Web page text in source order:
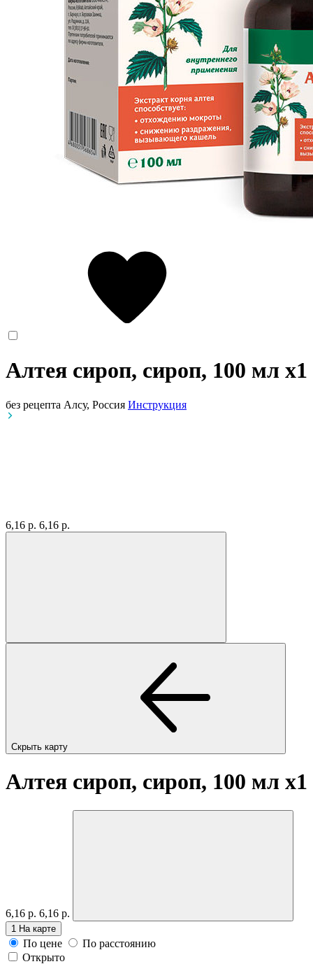
Алтея сироп, сироп, 100 мл x1
без рецепта Алсу, Россия Инструкция
6,16 р. 6,16 р.
Скрыть карту
Алтея сироп, сироп, 100 мл x1
6,16 р. 6,16 р.
1 На карте
По цене
По расстоянию
Открыто